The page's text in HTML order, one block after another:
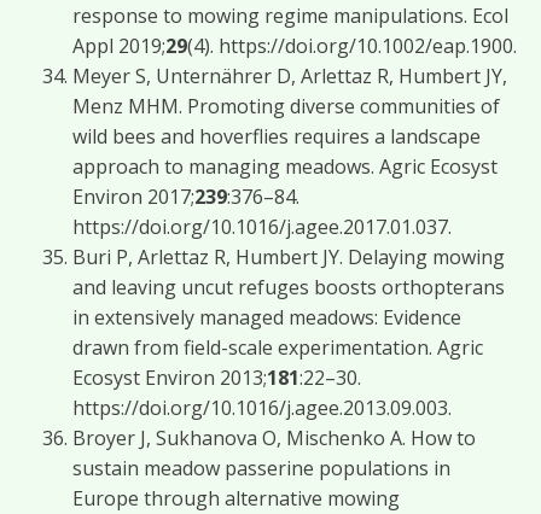
response to mowing regime manipulations. Ecol
Appl 2019;29(4). https://doi.org/10.1002/eap.1900.
Meyer S, Unternährer D, Arlettaz R, Humbert JY,
Menz MHM. Promoting diverse communities of
wild bees and hoverflies requires a landscape
approach to managing meadows. Agric Ecosyst
Environ 2017;239:376–84.
https://doi.org/10.1016/j.agee.2017.01.037.
Buri P, Arlettaz R, Humbert JY. Delaying mowing
and leaving uncut refuges boosts orthopterans
in extensively managed meadows: Evidence
drawn from field-scale experimentation. Agric
Ecosyst Environ 2013;181:22–30.
https://doi.org/10.1016/j.agee.2013.09.003.
Broyer J, Sukhanova O, Mischenko A. How to
sustain meadow passerine populations in
Europe through alternative mowing